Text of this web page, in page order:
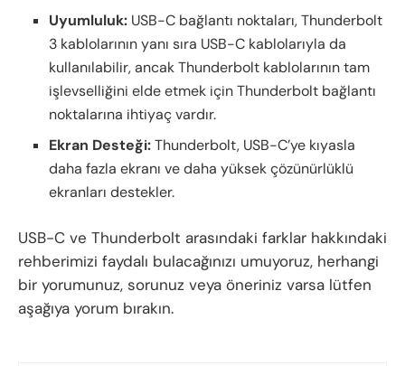
Uyumluluk: USB-C bağlantı noktaları, Thunderbolt
3 kablolarının yanı sıra USB-C kablolarıyla da
kullanılabilir, ancak Thunderbolt kablolarının tam
işlevselliğini elde etmek için Thunderbolt bağlantı
noktalarına ihtiyaç vardır.
Ekran Desteği:Thunderbolt, USB-C’ye kıyasla
daha fazla ekranı ve daha yüksek çözünürlüklü
ekranları destekler.
USB-C ve Thunderbolt arasındaki farklar hakkındaki
rehberimizi faydalı bulacağınızı umuyoruz, herhangi
bir yorumunuz, sorunuz veya öneriniz varsa lütfen
aşağıya yorum bırakın.